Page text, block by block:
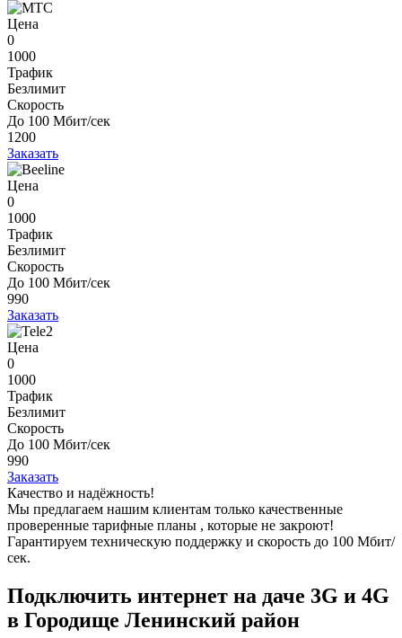
Цена
0
1000
Трафик
Безлимит
Скорость
До 100 Мбит/сек
1200
Заказать
Цена
0
1000
Трафик
Безлимит
Скорость
До 100 Мбит/сек
990
Заказать
Цена
0
1000
Трафик
Безлимит
Скорость
До 100 Мбит/сек
990
Заказать
Качество и надёжность!
Мы предлагаем нашим клиентам только качественные
проверенные тарифные планы , которые не закроют!
Гарантируем техническую поддержку и скорость до 100 Мбит/
сек.
Подключить интернет на даче 3G и 4G
в Городище Ленинский район